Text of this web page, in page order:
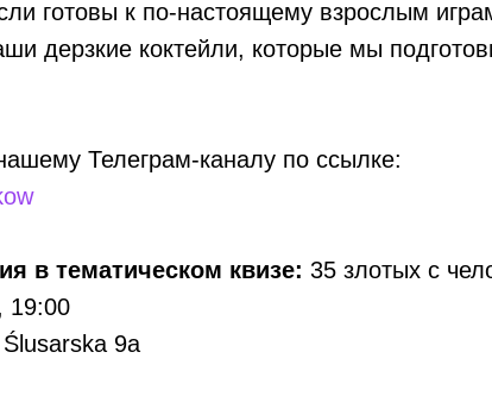
готовы к по-настоящему взрослым
дерзкие коктейли, которые мы
Телеграм-каналу по ссылке:
в тематическом квизе: 35 злотых с
19:00
9a